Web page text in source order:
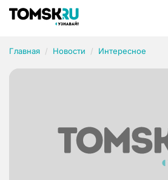
Главная Новости Интересное